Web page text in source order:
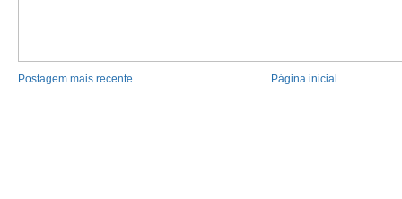
Postagem mais recente Página inicial